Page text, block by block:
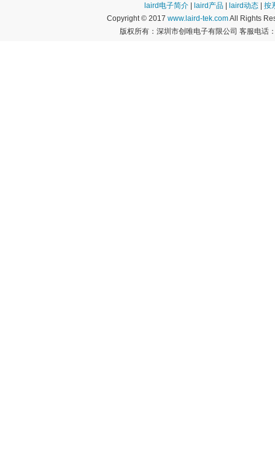
laird电子简介 laird产品 laird动态
按
Copyright © 2017 www.laird-tek.comAll Rights
版权所有：深圳市创唯电子有限公司 客服电话